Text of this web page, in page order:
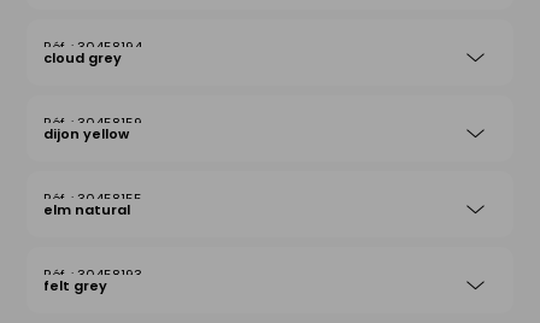
30458194
cloud grey
30458159
dijon yellow
30458155
elm natural
30458193
felt grey